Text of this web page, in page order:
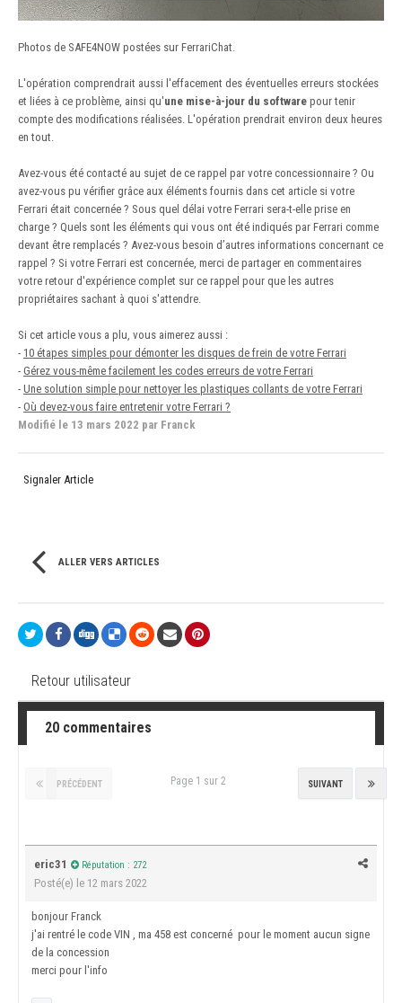
Photos de SAFE4NOW postées sur FerrariChat.
L'opération comprendrait aussi l'effacement des éventuelles erreurs stockées
et liées à ce problème, ainsi qu'une mise-à-jour du software pour tenir
compte des modifications réalisées. L'opération prendrait environ deux heures
en tout.
Avez-vous été contacté au sujet de ce rappel par votre concessionnaire ? Ou
avez-vous pu vérifier grâce aux éléments fournis dans cet article si votre
Ferrari était concernée ? Sous quel délai votre Ferrari sera-t-elle prise en
charge ? Quels sont les éléments qui vous ont été indiqués par Ferrari comme
devant être remplacés ? Avez-vous besoin d’autres informations concernant ce
rappel ? Si votre Ferrari est concernée, merci de partager en commentaires
votre retour d'expérience complet sur ce rappel pour que les autres
propriétaires sachant à quoi s'attendre.
Si cet article vous a plu, vous aimerez aussi :
- 10 étapes simples pour démonter les disques de frein de votre Ferrari
- Gérez vous-même facilement les codes erreurs de votre Ferrari
- Une solution simple pour nettoyer les plastiques collants de votre Ferrari
- Où devez-vous faire entretenir votre Ferrari ?
Modifié le 13 mars 2022 par Franck
Signaler Article
ALLER VERS ARTICLES
Retour utilisateur
20 commentaires
PRÉCÉDENT SUIVANT
Page 1 sur 2
eric31 Réputation : 272
Posté(e) le 12 mars 2022
bonjour Franck
j'ai rentré le code VIN , ma 458 est concerné pour le moment aucun signe
de la concession
merci pour l'info